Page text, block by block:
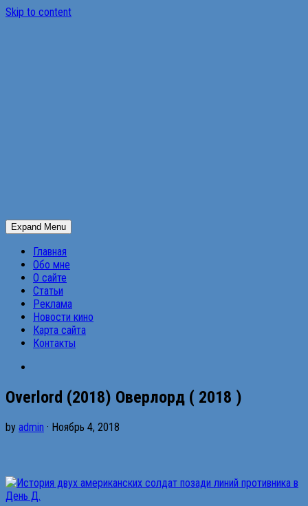
Skip to content
Expand Menu
Главная
Обо мне
О сайте
Статьи
Реклама
Новости кино
Карта сайта
Контакты
Overlord (2018) Оверлорд ( 2018 )
by admin · Ноябрь 4, 2018